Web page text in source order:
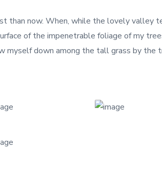
than now. When, while the lovely valley
of the impenetrable foliage of my
myself down among the tall grass by the